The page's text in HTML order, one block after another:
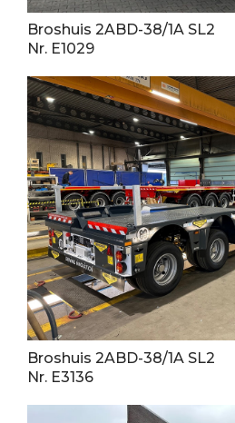
Broshuis 2ABD-38/1A SL2
Nr. E1029
Broshuis 2ABD-38/1A SL2
Nr. E3136